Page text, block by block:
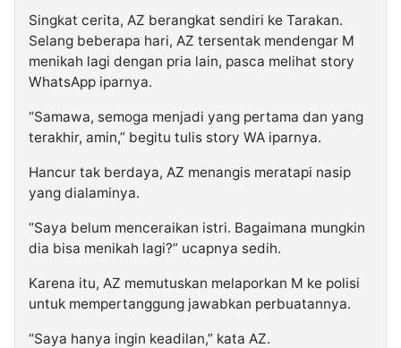
Singkat cerita, AZ berangkat sendiri ke Tarakan.
Selang beberapa hari, AZ tersentak mendengar M
menikah lagi dengan pria lain, pasca melihat story
WhatsApp iparnya.
“Samawa, semoga menjadi yang pertama dan yang
terakhir, amin,” begitu tulis story WA iparnya.
Hancur tak berdaya, AZ menangis meratapi nasip
yang dialaminya.
“Saya belum menceraikan istri. Bagaimana mungkin
dia bisa menikah lagi?” ucapnya sedih.
Karena itu, AZ memutuskan melaporkan M ke polisi
untuk mempertanggung jawabkan perbuatannya.
“Saya hanya ingin keadilan,” kata AZ.